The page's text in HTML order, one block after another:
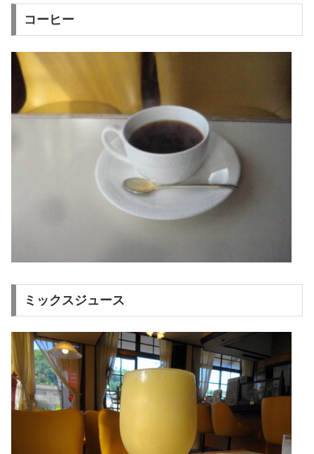
コーヒー
ミックスジュース